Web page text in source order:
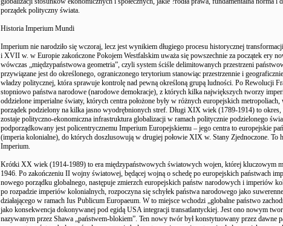
porządek polityczny świata.
Historia Imperium Mundi
Imperium nie narodziło się wczoraj, lecz jest wynikiem długiego procesu historycznej
i XVII w. w Europie zakończone Pokojem Westfalskim uważa się powszechnie za początek ery
wówczas „międzypaństwowa geometria”, czyli system ściśle delimitowanych przestrzeni
przywiązane jest do określonego, ograniczonego terytorium stanowiąc przestrzennie i
władzy politycznej, która sprawuje kontrolę nad pewną określoną grupą ludności. Po Rewolucji
stopniowo państwa narodowe (narodowe demokracje), z których kilka największych tworzy
oddzielone imperialne światy, których centra położone były w różnych europejskich metropoliach,
porządek podzielony na kilka jasno wyodrębnionych stref. Długi XIX wiek (1789-1914) to
zostaje polityczno-ekonomiczna infrastruktura globalizacji w ramach politycznie podzielonego
podporządkowany jest policentrycznemu Imperium Europejskiemu – jego centra to europejskie
(imperia kolonialne), do których doszlusowują w drugiej połowie XIX w. Stany Zjednoczone. To
Imperium.
Krótki XX wiek (1914-1989) to era międzypaństwowych światowych wojen, której kluczowym
1946. Po zakończeniu II wojny światowej, będącej wojną o schedę po europejskich państwach
nowego porządku globalnego, następuje zmierzch europejskich państw narodowych i imperiów
po rozpadzie imperiów kolonialnych, rozpoczyna się schyłek państwa narodowego jako
działającego w ramach Ius Publicum Europaeum. W to miejsce wchodzi „globalne państwo
jako konsekwencja dokonywanej pod egidą USA integracji transatlantyckiej. Jest o­no nowym
nazywanym przez Shawa „państwem-blokiem”. Ten nowy twór był konstytuowany przez dawne